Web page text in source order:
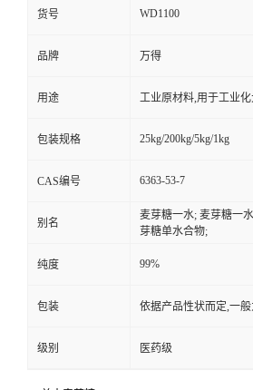
货号 WD1100
品牌 万得
用途 工业原材料,用于工业化
包装规格 25kg/200kg/5kg/1kg
CAS编号 6363-53-7
别名
麦芽糖一水; 麦芽糖一
芽糖单水合物;
纯度 99%
包装 依据产品性状而定,一
级别 医药级